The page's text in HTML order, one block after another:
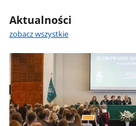
Aktualności
zobacz wszystkie